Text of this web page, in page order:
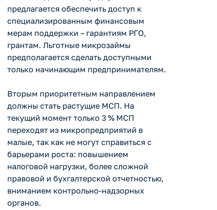
предлагается обеспечить доступ к
специализированным финансовым
мерам поддержки – гарантиям РГО,
грантам. Льготные микрозаймы
предполагается сделать доступными
только начинающим предпринимателям.
Вторым приоритетным направлением
должны стать растущие МСП. На
текущий момент только 3 % МСП
переходят из микропредприятий в
малые, так как не могут справиться с
барьерами роста: повышением
налоговой нагрузки, более сложной
правовой и бухгалтерской отчетностью,
вниманием контрольно-надзорных
органов.